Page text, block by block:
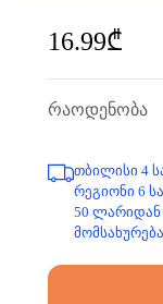
16.99₾
რაოდენობა
თბილისი 4
რეგიონი 6
50 ლარიდან
მომსახურება